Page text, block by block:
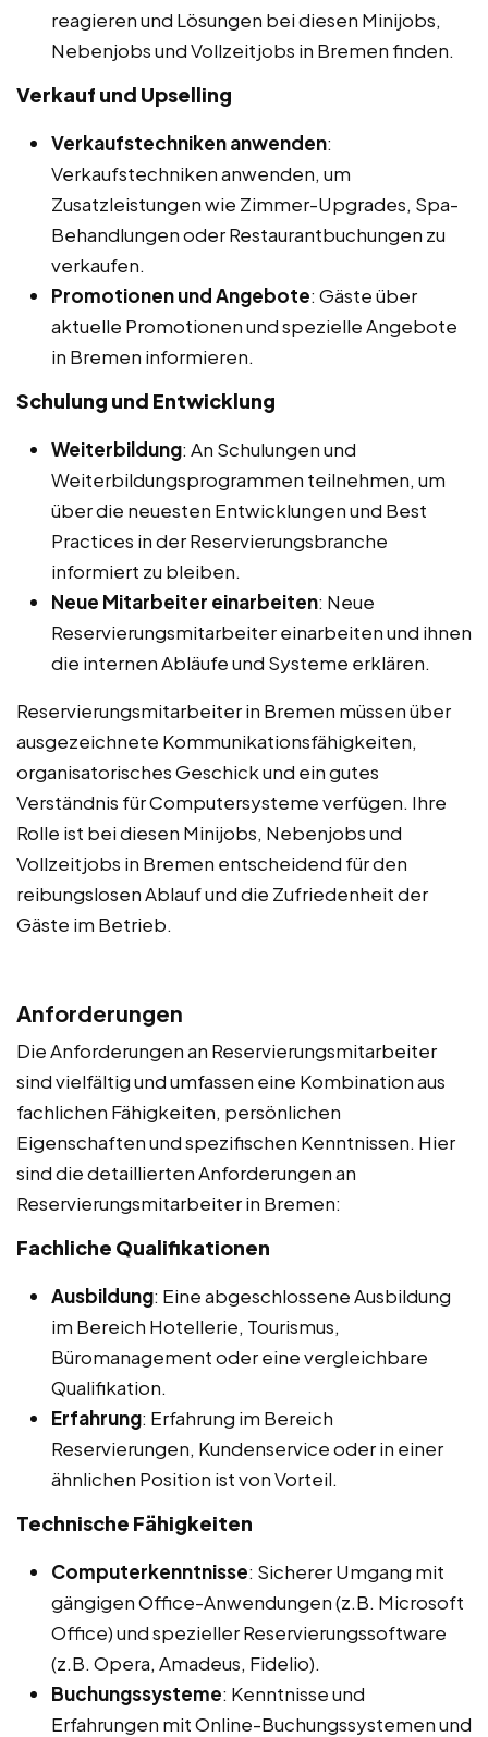
reagieren und Lösungen bei diesen Minijobs,
Nebenjobs und Vollzeitjobs in Bremen finden.
Verkauf und Upselling
Verkaufstechniken anwenden:
Verkaufstechniken anwenden, um
Zusatzleistungen wie Zimmer-Upgrades, Spa-
Behandlungen oder Restaurantbuchungen zu
verkaufen.
Promotionen und Angebote: Gäste über
aktuelle Promotionen und spezielle Angebote
in Bremen informieren.
Schulung und Entwicklung
Weiterbildung: An Schulungen und
Weiterbildungsprogrammen teilnehmen, um
über die neuesten Entwicklungen und Best
Practices in der Reservierungsbranche
informiert zu bleiben.
Neue Mitarbeiter einarbeiten: Neue
Reservierungsmitarbeiter einarbeiten und ihnen
die internen Abläufe und Systeme erklären.
Reservierungsmitarbeiter in Bremen müssen über
ausgezeichnete Kommunikationsfähigkeiten,
organisatorisches Geschick und ein gutes
Verständnis für Computersysteme verfügen. Ihre
Rolle ist bei diesen Minijobs, Nebenjobs und
Vollzeitjobs in Bremen entscheidend für den
reibungslosen Ablauf und die Zufriedenheit der
Gäste im Betrieb.
Anforderungen
Die Anforderungen an Reservierungsmitarbeiter
sind vielfältig und umfassen eine Kombination aus
fachlichen Fähigkeiten, persönlichen
Eigenschaften und spezifischen Kenntnissen. Hier
sind die detaillierten Anforderungen an
Reservierungsmitarbeiter in Bremen:
Fachliche Qualifikationen
Ausbildung: Eine abgeschlossene Ausbildung
im Bereich Hotellerie, Tourismus,
Büromanagement oder eine vergleichbare
Qualifikation.
Erfahrung: Erfahrung im Bereich
Reservierungen, Kundenservice oder in einer
ähnlichen Position ist von Vorteil.
Technische Fähigkeiten
Computerkenntnisse: Sicherer Umgang mit
gängigen Office-Anwendungen (z.B. Microsoft
Office) und spezieller Reservierungssoftware
(z.B. Opera, Amadeus, Fidelio).
Buchungssysteme: Kenntnisse und
Erfahrungen mit Online-Buchungssystemen und